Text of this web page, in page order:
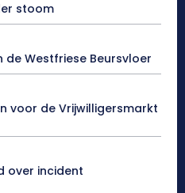
stoom
de Westfriese Beursvloer
voor de Vrijwilligersmarkt
over incident